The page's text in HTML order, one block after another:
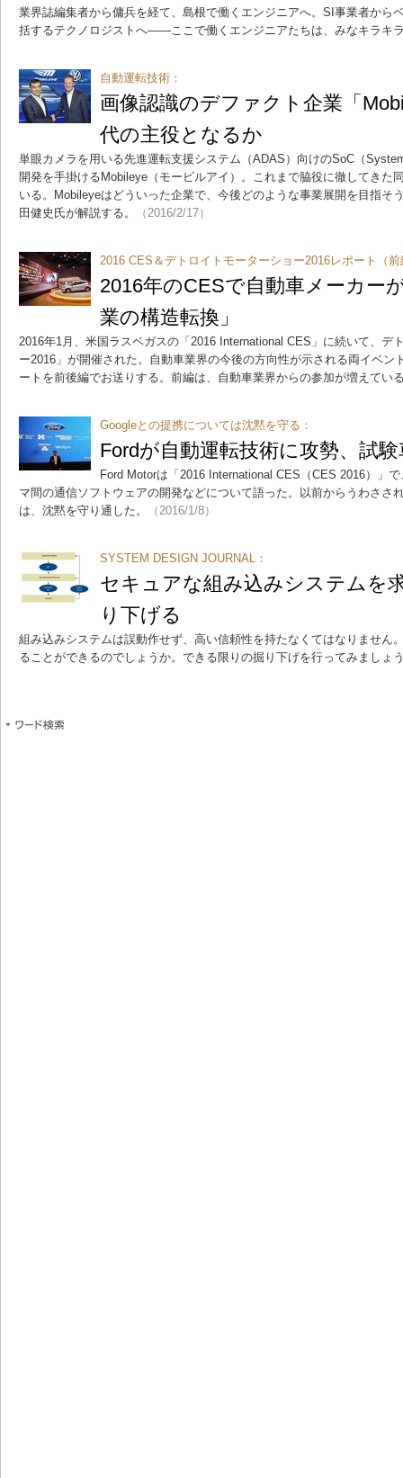
業界誌編集者から傭兵を経て、島根で働くエンジニアへ。SI事業者から
括するテクノロジストへ――ここで働くエンジニアたちは、みなキラキ
自動運転技術：
画像認識のデファクト企業「
代の主役となるか
単眼カメラを用いる先進運転支援システム（ADAS）向けのSoC（
開発を手掛けるMobileye（モービルアイ）。これまで脇役に徹してきた
いる。Mobileyeはどういった企業で、今後どのような事業展開を目指そ
田健史氏が解説する。
（2016/2/17）
2016 CES＆デトロイトモーターショー2016レポート（
2016年のCESで自動車メーカー
業の構造転換」
2016年1月、米国ラスベガスの「2016 International CES」に続いて、デ
ー2016」が開催された。自動車業界の今後の方向性が示される両イベン
ートを前後編でお送りする。前編は、自動車業界からの参加が増えてい
Googleとの提携については沈黙を守る：
Fordが自動運転技術に攻勢、試
Ford Motorは「2016 International CES（CES 2016）」
マ間の通信ソフトウェアの開発などについて語った。以前からうわささ
は、沈黙を守り通した。
（2016/1/8）
SYSTEM DESIGN JOURNAL：
セキュアな組み込みシステムを
り下げる
組み込みシステムは誤動作せず、高い信頼性を持たなくてはなりません
ることができるのでしょうか。できる限りの掘り下げを行ってみましょ